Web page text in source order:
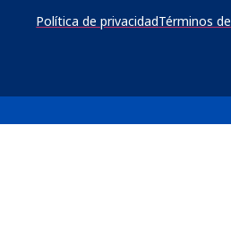
Política de privacidadTérminos